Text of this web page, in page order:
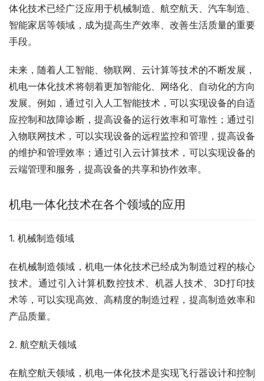
体化技术已经广泛应用于机械制造、航空航天、汽车制造、
智能家居等领域，成为提高生产效率、改善生活质量的重要
手段。
未来，随着人工智能、物联网、云计算等技术的不断发展，
机电一体化技术将朝着更加智能化、网络化、自动化的方向
发展。例如，通过引入人工智能技术，可以实现设备的自适
应控制和故障诊断，提高设备的运行效率和可靠性；通过引
入物联网技术，可以实现设备的远程监控和管理，提高设备
的维护和管理效率；通过引入云计算技术，可以实现设备的
云端管理和服务，提高设备的共享和协作效率。
机电一体化技术在各个领域的应用
1. 机械制造领域
在机械制造领域，机电一体化技术已经成为制造过程的核心
技术。通过引入计算机数控技术、机器人技术、3D打印技
术等，可以实现高效、高精度的制造过程，提高制造效率和
产品质量。
2. 航空航天领域
在航空航天领域，机电一体化技术是实现飞行器设计和控制